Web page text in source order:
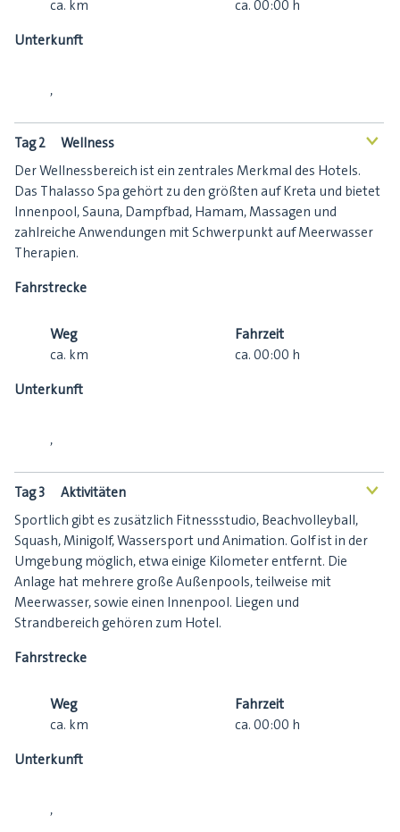
ca. km ca. 00:00 h
Unterkunft
,
Tag 2 Wellness <
Der Wellnessbereich ist ein zentrales Merkmal des Hotels.
Das Thalasso Spa gehört zu den größten auf Kreta und bietet
Innenpool, Sauna, Dampfbad, Hamam, Massagen und
zahlreiche Anwendungen mit Schwerpunkt auf Meerwasser
Therapien.
Fahrstrecke
Weg
ca. km
Fahrzeit
ca. 00:00 h
Unterkunft
,
Tag 3 Aktivitäten <
Sportlich gibt es zusätzlich Fitnessstudio, Beachvolleyball,
Squash, Minigolf, Wassersport und Animation. Golf ist in der
Umgebung möglich, etwa einige Kilometer entfernt. Die
Anlage hat mehrere große Außenpools, teilweise mit
Meerwasser, sowie einen Innenpool. Liegen und
Strandbereich gehören zum Hotel.
Fahrstrecke
Weg
ca. km
Fahrzeit
ca. 00:00 h
Unterkunft
,